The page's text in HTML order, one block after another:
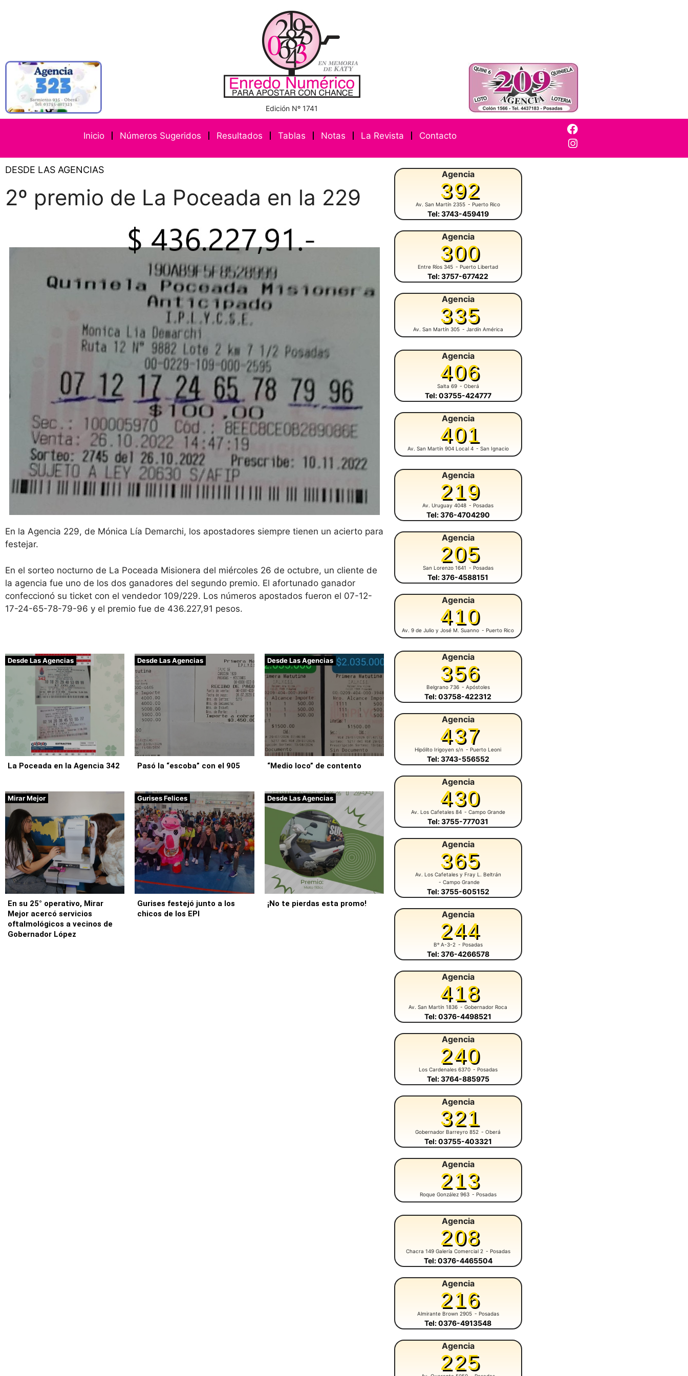
Edición Nº 1741
Inicio Números Sugeridos Resultados Tablas Notas La Revista Contacto
DESDE LAS AGENCIAS
2º premio de La Poceada en la 229
En la Agencia 229, de Mónica Lía Demarchi, los apostadores siempre tienen un acierto para
festejar.
En el sorteo nocturno de La Poceada Misionera del miércoles 26 de octubre, un cliente de
la agencia fue uno de los dos ganadores del segundo premio. El afortunado ganador
confeccionó su ticket con el vendedor 109/229. Los números apostados fueron el 07-12-
17-24-65-78-79-96 y el premio fue de 436.227,91 pesos.
Desde Las Agencias
La Poceada en la Agencia 342
Desde Las Agencias
Pasó la “escoba” con el 905
Desde Las Agencias
“Medio loco” de contento
Mirar Mejor
En su 25° operativo, Mirar
Mejor acercó servicios
oftalmológicos a vecinos de
Gobernador López
Gurises Felices
Gurises festejó junto a los
chicos de los EPI
Desde Las Agencias
¡No te pierdas esta promo!
Agencia
392
Av. San Martín 2355 - Puerto Rico
Tel: 3743-459419
Agencia
300
Entre Ríos 345 - Puerto Libertad
Tel: 3757-677422
Agencia
335
Av. San Martín 305 - Jardín América
Agencia
406
Salta 69 - Oberá
Tel: 03755-424777
Agencia
401
Av. San Martín 904 Local 4 - San Ignacio
Agencia
219
Av. Uruguay 4048 - Posadas
Tel: 376-4704290
Agencia
205
San Lorenzo 1641 - Posadas
Tel: 376-4588151
Agencia
410
Av. 9 de Julio y José M. Suanno - Puerto Rico
Agencia
356
Belgrano 736 - Apóstoles
Tel: 03758-422312
Agencia
437
Hipólito Irigoyen s/n - Puerto Leoni
Tel: 3743-556552
Agencia
430
Av. Los Cafetales 84 - Campo Grande
Tel: 3755-777031
Agencia
365
Av. Los Cafetales y Fray L. Beltrán
- Campo Grande
Tel: 3755-605152
Agencia
244
Bº A-3-2 - Posadas
Tel: 376-4266578
Agencia
418
Av. San Martín 1836 - Gobernador Roca
Tel: 0376-4498521
Agencia
240
Los Cardenales 6370 - Posadas
Tel: 3764-885975
Agencia
321
Gobernador Barreyro 852 - Oberá
Tel: 03755-403321
Agencia
213
Roque González 963 - Posadas
Agencia
208
Chacra 149 Galería Comercial 2 - Posadas
Tel: 0376-4465504
Agencia
216
Almirante Brown 2905 - Posadas
Tel: 0376-4913548
Agencia
225